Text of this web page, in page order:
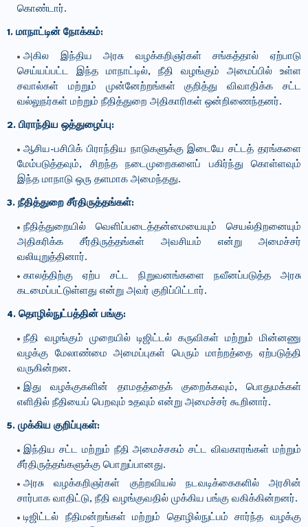
கொண்டார்.
1. மாநாட்டின் நோக்கம்:
அகில இந்திய அரசு வழக்கறிஞர்கள் சங்கத்தால் ஏற்பாடு
செய்யப்பட்ட இந்த மாநாட்டில், நீதி வழங்கும் அமைப்பில் உள்ள
சவால்கள் மற்றும் முன்னேற்றங்கள் குறித்து விவாதிக்க சட்ட
வல்லுநர்கள் மற்றும் நீதித்துறை அதிகாரிகள் ஒன்றிணைந்தனர்.
2. பிராந்திய ஒத்துழைப்பு:
ஆசிய-பசிபிக் பிராந்திய நாடுகளுக்கு இடையே சட்டத் தரங்களை
மேம்படுத்தவும், சிறந்த நடைமுறைகளைப் பகிர்ந்து கொள்ளவும்
இந்த மாநாடு ஒரு தளமாக அமைந்தது.
3. நீதித்துறை சீர்திருத்தங்கள்:
நீதித்துறையில் வெளிப்படைத்தன்மையையும் செயல்திறனையும்
அதிகரிக்க சீர்திருத்தங்கள் அவசியம் என்று அமைச்சர்
வலியுறுத்தினார்.
காலத்திற்கு ஏற்ப சட்ட நிறுவனங்களை நவீனப்படுத்த அரசு
கடமைப்பட்டுள்ளது என்று அவர் குறிப்பிட்டார்.
4. தொழில்நுட்பத்தின் பங்கு:
நீதி வழங்கும் முறையில் டிஜிட்டல் கருவிகள் மற்றும் மின்னணு
வழக்கு மேலாண்மை அமைப்புகள் பெரும் மாற்றத்தை ஏற்படுத்தி
வருகின்றன.
இது வழக்குகளின் தாமதத்தைக் குறைக்கவும், பொதுமக்கள்
எளிதில் நீதியைப் பெறவும் உதவும் என்று அமைச்சர் கூறினார்.
5. முக்கிய குறிப்புகள்:
இந்திய சட்ட மற்றும் நீதி அமைச்சகம் சட்ட விவகாரங்கள் மற்றும்
சீர்திருத்தங்களுக்கு பொறுப்பானது.
அரசு வழக்கறிஞர்கள் குற்றவியல் நடவடிக்கைகளில் அரசின்
சார்பாக வாதிட்டு, நீதி வழங்குவதில் முக்கிய பங்கு வகிக்கின்றனர்.
டிஜிட்டல் நீதிமன்றங்கள் மற்றும் தொழில்நுட்பம் சார்ந்த வழக்கு